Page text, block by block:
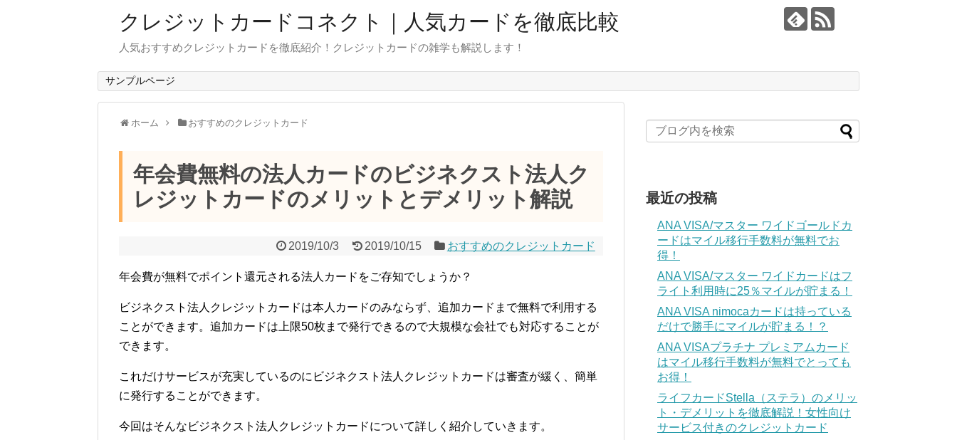
クレジットカードコネクト｜人気カードを徹底比較
人気おすすめクレジットカードを徹底紹介！クレジットカードの雑学も解説します！
サンプルページ
ホーム おすすめのクレジットカード
年会費無料の法人カードのビジネクスト法人ク
レジットカードのメリットとデメリット解説
2019/10/3 2019/10/15 おすすめのクレジットカード
年会費が無料でポイント還元される法人カードをご存知でしょうか？
ビジネクスト法人クレジットカードは本人カードのみならず、追加カードまで無料で利用する
ことができます。追加カードは上限50枚まで発行できるので大規模な会社でも対応することが
できます。
これだけサービスが充実しているのにビジネクスト法人クレジットカードは審査が緩く、簡単
に発行することができます。
今回はそんなビジネクスト法人クレジットカードについて詳しく紹介していきます。
最近の投稿
ANA VISA/マスター ワイドゴールドカ
ードはマイル移行手数料が無料でお
得！
ANA VISA/マスター ワイドカードはフ
ライト利用時に25％マイルが貯まる！
ANA VISA nimocaカードは持っている
だけで勝手にマイルが貯まる！？
ANA VISAプラチナ プレミアムカード
はマイル移行手数料が無料でとっても
お得！
ライフカードStella（ステラ）のメリッ
ト・デメリットを徹底解説！女性向け
サービス付きのクレジットカード